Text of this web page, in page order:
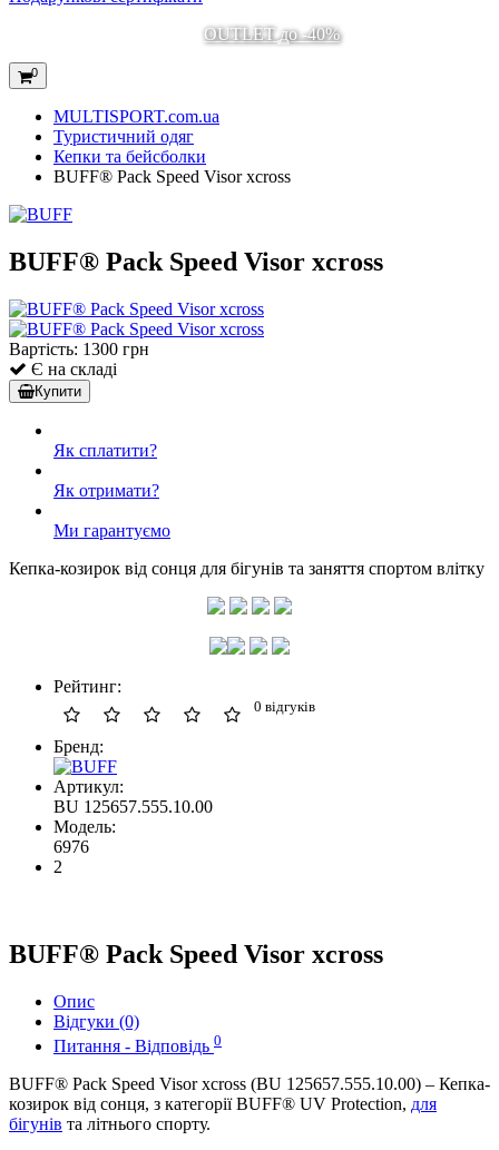
OUTLET до -40%
0
MULTISPORT.com.ua
Туристичний одяг
Кепки та бейсболки
BUFF® Pack Speed Visor xcross
BUFF® Pack Speed Visor xcross
Вартість: 1300 грн
Є на складі
Купити
Як сплатити?
Як отримати?
Ми гарантуємо
Кепка-козирок від сонця для бігунів та заняття спортом влітку
Рейтинг:
0 відгуків
Бренд:
Артикул:
BU 125657.555.10.00
Модель:
6976
2
BUFF® Pack Speed Visor xcross
Опис
Відгуки (0)
Питання - Відповідь 0
BUFF® Pack Speed Visor xcross (BU 125657.555.10.00) – Кепка-
козирок від сонця, з категорії BUFF® UV Protection, для
бігунів та літнього спорту.